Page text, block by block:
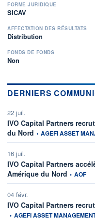
FORME JURIDIQUE
SICAV
AFFECTATION DES RÉSULTATS
Distribution
FONDS DE FONDS
Non
DERNIERS
22 juil.
IVO Capital Partners
du Nord information fournie par
• AGEFI ASSET
16 juil.
IVO Capital Partners
Amérique du Nord • AOF
04 févr.
IVO Capital Partners
• AGEFI ASSET